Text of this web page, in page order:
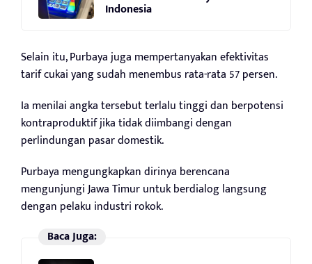
Indonesia
Selain itu, Purbaya juga mempertanyakan efektivitas
tarif cukai yang sudah menembus rata-rata 57 persen.
Ia menilai angka tersebut terlalu tinggi dan berpotensi
kontraproduktif jika tidak diimbangi dengan
perlindungan pasar domestik.
Purbaya mengungkapkan dirinya berencana
mengunjungi Jawa Timur untuk berdialog langsung
dengan pelaku industri rokok.
Baca Juga: